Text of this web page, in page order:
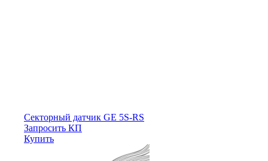
Секторный датчик GE 5S-RS
Запросить КП
Купить